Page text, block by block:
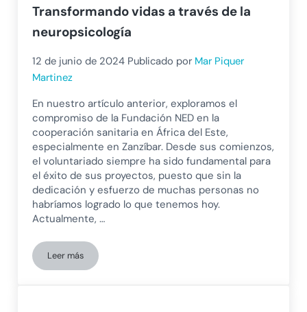
Transformando vidas a través de la
neuropsicología
12 de junio de 2024 Publicado por Mar Piquer
Martinez
En nuestro artículo anterior, exploramos el
compromiso de la Fundación NED en la
cooperación sanitaria en África del Este,
especialmente en Zanzíbar. Desde sus comienzos,
el voluntariado siempre ha sido fundamental para
el éxito de sus proyectos, puesto que sin la
dedicación y esfuerzo de muchas personas no
habríamos logrado lo que tenemos hoy.
Actualmente, …
Leer másEl voluntariado en PsicoNED: Transformando vidas a través